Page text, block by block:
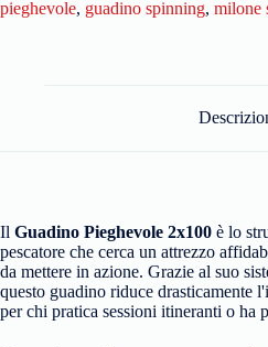
pieghevole, guadino spinning, milone
Il Guadino Pieghevole 2x100 è lo
pescatore che cerca un attrezzo
da mettere in azione. Grazie al suo
questo guadino riduce drasticamente
per chi pratica sessioni itineranti o ha